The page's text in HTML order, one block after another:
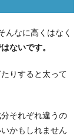
んなに高くはなく
ないです。
りすると太って
それぞれ違うの
かもしれません